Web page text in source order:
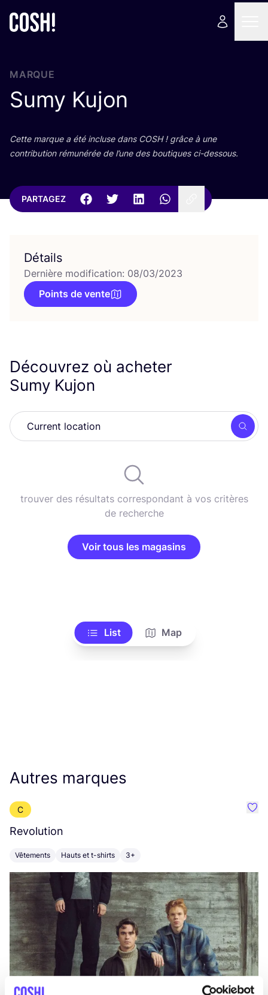
MARQUE
Sumy Kujon
Cette marque a été incluse dans COSH! grâce à une
contri­bu­tion rému­né­rée de l’une des bou­tiques ci-dessous.
PARTAGEZ
Détails
Dernière modification: 08/03/2023
Points de vente
Découvrez où acheter
Sumy Kujon
trouver des résultats correspondant à vos critères
de recherche
Voir tous les magasins
List Map
Autres marques
C
Revolution
Vêtements Hauts et t-shirts 3+